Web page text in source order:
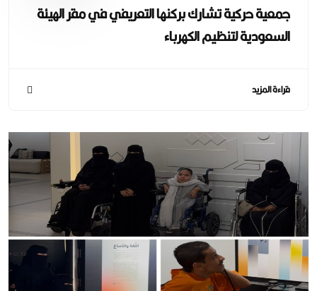
جمعية حركية تشارك بركنها التعريفي في مقر الهيئة
السعودية لتنظيم الكهرباء
قراءة المزيد